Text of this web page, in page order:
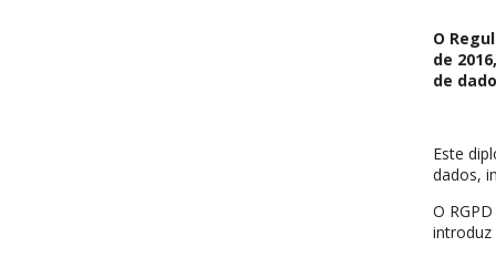
O
de
de
Este
dados,
O
introduz